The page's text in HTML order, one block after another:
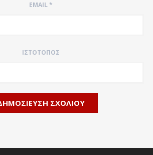
EMAIL*
ΙΣΤΌΤΟΠΟΣ